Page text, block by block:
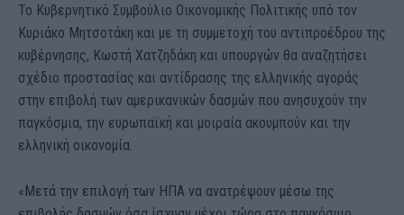
Το Κυβερνητικό Συμβούλιο Οικονομικής Πολιτικής υπό τον
Κυριάκο Μητσοτάκη και με τη συμμετοχή του αντιπροέδρου της
κυβέρνησης, Κωστή Χατζηδάκη και υπουργών θα αναζητήσει
σχέδιο προστασίας και αντίδρασης της ελληνικής αγοράς
στην επιβολή των αμερικανικών δασμών που ανησυχούν την
παγκόσμια, την ευρωπαϊκή και μοιραία ακουμπούν και την
ελληνική οικονομία.
«Μετά την επιλογή των ΗΠΑ να ανατρέψουν μέσω της